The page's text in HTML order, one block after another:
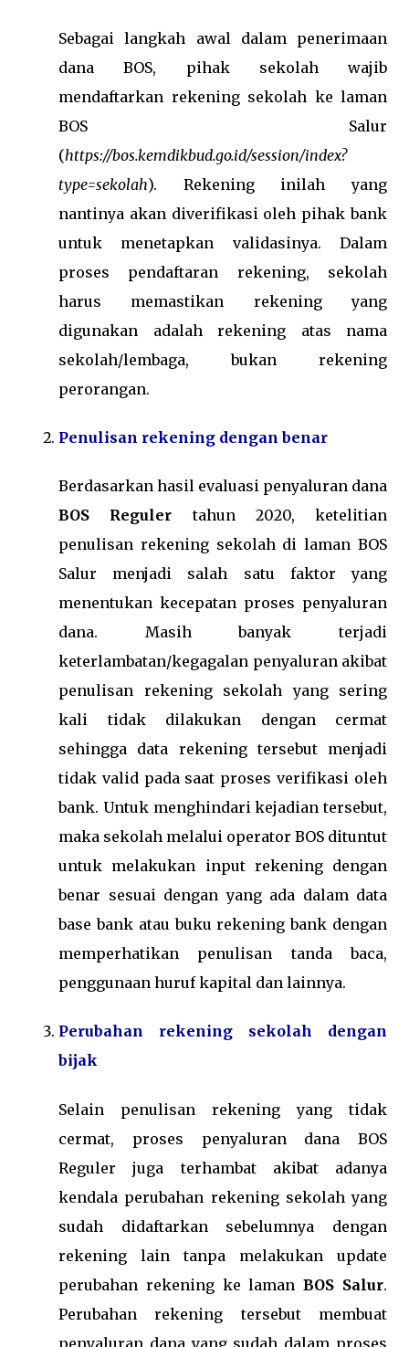
Sebagai langkah awal dalam penerimaan
dana BOS, pihak sekolah wajib
mendaftarkan rekening sekolah ke laman
BOS Salur
(https://bos.kemdikbud.go.id/session/index?
type=sekolah). Rekening inilah yang
nantinya akan diverifikasi oleh pihak bank
untuk menetapkan validasinya. Dalam
proses pendaftaran rekening, sekolah
harus memastikan rekening yang
digunakan adalah rekening atas nama
sekolah/lembaga, bukan rekening
perorangan.
Penulisan rekening dengan benar
Berdasarkan hasil evaluasi penyaluran dana
BOS Reguler tahun 2020, ketelitian
penulisan rekening sekolah di laman BOS
Salur menjadi salah satu faktor yang
menentukan kecepatan proses penyaluran
dana. Masih banyak terjadi
keterlambatan/kegagalan penyaluran akibat
penulisan rekening sekolah yang sering
kali tidak dilakukan dengan cermat
sehingga data rekening tersebut menjadi
tidak valid pada saat proses verifikasi oleh
bank. Untuk menghindari kejadian tersebut,
maka sekolah melalui operator BOS dituntut
untuk melakukan input rekening dengan
benar sesuai dengan yang ada dalam data
base bank atau buku rekening bank dengan
memperhatikan penulisan tanda baca,
penggunaan huruf kapital dan lainnya.
Perubahan rekening sekolah dengan
bijak
Selain penulisan rekening yang tidak
cermat, proses penyaluran dana BOS
Reguler juga terhambat akibat adanya
kendala perubahan rekening sekolah yang
sudah didaftarkan sebelumnya dengan
rekening lain tanpa melakukan update
perubahan rekening ke lamanBOS Salur.
Perubahan rekening tersebut membuat
penyaluran dana yang sudah dalam proses